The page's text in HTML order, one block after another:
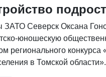
ЗАТО Северск Оксана
юношескую
регионального
в Томской области».